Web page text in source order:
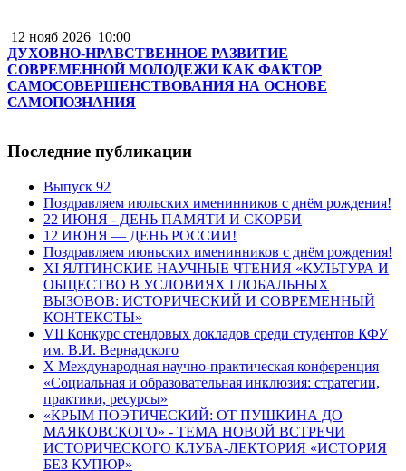
12 нояб 2026 10:00
ДУХОВНО-НРАВСТВЕННОЕ РАЗВИТИЕ
СОВРЕМЕННОЙ МОЛОДЕЖИ КАК ФАКТОР
САМОСОВЕРШЕНСТВОВАНИЯ НА ОСНОВЕ
САМОПОЗНАНИЯ
Последние публикации
Выпуск 92
Поздравляем июльских именинников с днём рождения!
22 ИЮНЯ - ДЕНЬ ПАМЯТИ И СКОРБИ
12 ИЮНЯ — ДЕНЬ РОССИИ!
Поздравляем июньских именинников с днём рождения!
XI ЯЛТИНСКИЕ НАУЧНЫЕ ЧТЕНИЯ «КУЛЬТУРА И
ОБЩЕСТВО В УСЛОВИЯХ ГЛОБАЛЬНЫХ
ВЫЗОВОВ: ИСТОРИЧЕСКИЙ И СОВРЕМЕННЫЙ
КОНТЕКСТЫ»
VII Конкурс стендовых докладов среди студентов КФУ
им. В.И. Вернадского
X Международная научно-практическая конференция
«Социальная и образовательная инклюзия: стратегии,
практики, ресурсы»
«КРЫМ ПОЭТИЧЕСКИЙ: ОТ ПУШКИНА ДО
МАЯКОВСКОГО» - ТЕМА НОВОЙ ВСТРЕЧИ
ИСТОРИЧЕСКОГО КЛУБА-ЛЕКТОРИЯ «ИСТОРИЯ
БЕЗ КУПЮР»